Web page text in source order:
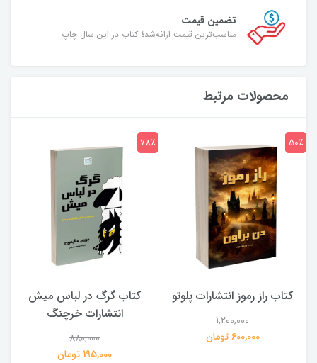
تضمین قیمت
مناسب‌ترین قیمت ارائه‌شدۀ کتاب در این سال چاپ
محصولات مرتبط
کتاب راز رموز انتشارات پلوتو
1,200,000
600,000 تومان
50٪
کتاب گرگ در لباس میش
انتشارات خرچنگ
880,000
195,000 تومان
78٪